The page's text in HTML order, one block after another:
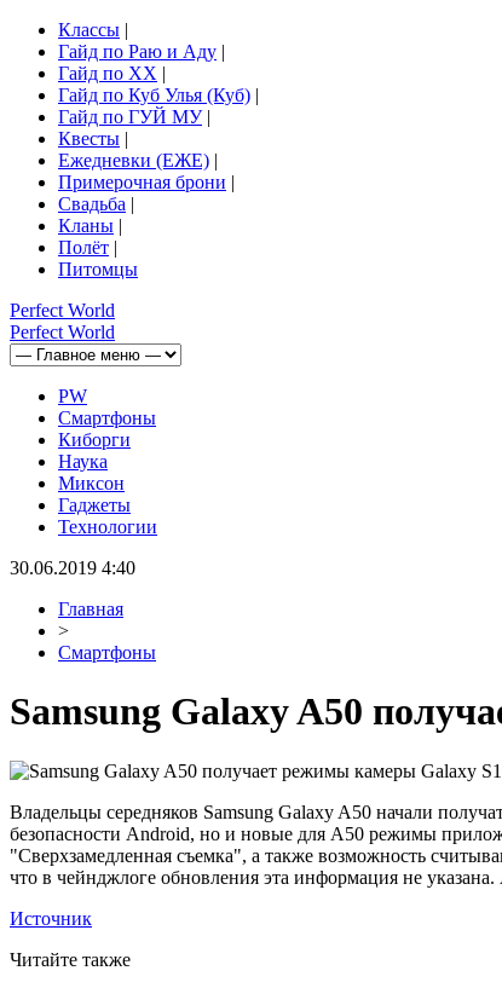
Классы |
Гайд по Раю и Аду |
Гайд по ХХ |
Гайд по Куб Улья (Куб) |
Гайд по ГУЙ МУ|
Квесты |
Ежедневки (ЕЖЕ) |
Примерочная брони |
Свадьба |
Кланы |
Полёт |
Питомцы
Perfect World
Perfect World
PW
Смартфоны
Киборги
Наука
Миксон
Гаджеты
Технологии
30.06.2019 4:40
Главная
>
Смартфоны
Samsung Galaxy A50
Владельцы середняков Samsung Galaxy A50 начали
безопасности Android, но и новые для A50 режимы
"Сверхзамедленная съемка", а также возможность
что в чейнджлоге обновления эта информация не
Источник
Читайте также